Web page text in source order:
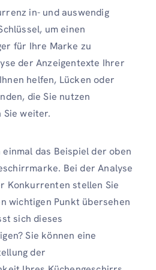
in- und auswendig
um einen
für Ihre Marke zu
der Anzeigentexte Ihrer
helfen, Lücken oder
die Sie nutzen
weiter.
das Beispiel der oben
Bei der Analyse
Konkurrenten stellen Sie
wichtigen Punkt übersehen
sich dieses
Sie können eine
der